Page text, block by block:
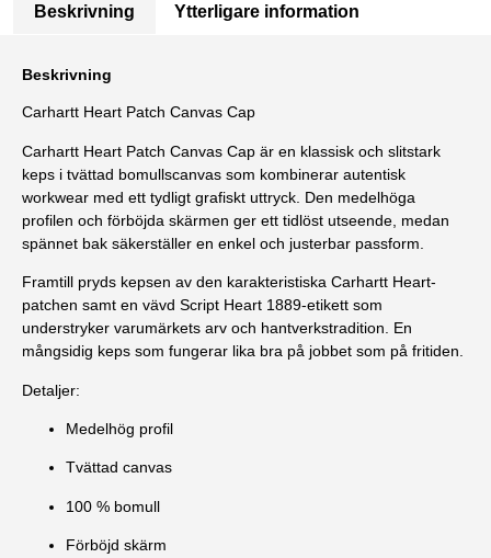
Beskrivning Ytterligare information
Beskrivning
Carhartt Heart Patch Canvas Cap
Carhartt Heart Patch Canvas Cap är en klassisk och slitstark
keps i tvättad bomullscanvas som kombinerar autentisk
workwear med ett tydligt grafiskt uttryck. Den medelhöga
profilen och förböjda skärmen ger ett tidlöst utseende, medan
spännet bak säkerställer en enkel och justerbar passform.
Framtill pryds kepsen av den karakteristiska Carhartt Heart-
patchen samt en vävd Script Heart 1889-etikett som
understryker varumärkets arv och hantverkstradition. En
mångsidig keps som fungerar lika bra på jobbet som på fritiden.
Detaljer:
Medelhög profil
Tvättad canvas
100 % bomull
Förböjd skärm